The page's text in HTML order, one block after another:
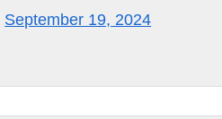
September 19, 2024